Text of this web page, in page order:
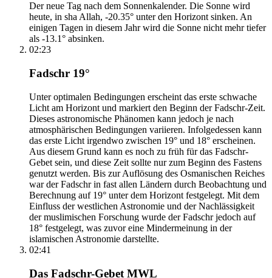
Der neue Tag nach dem Sonnenkalender. Die Sonne wird
heute, in sha Allah, -20.35° unter den Horizont sinken. An
einigen Tagen in diesem Jahr wird die Sonne nicht mehr tiefer
als -13.1° absinken.
02:23
Fadschr 19°
Unter optimalen Bedingungen erscheint das erste schwache
Licht am Horizont und markiert den Beginn der Fadschr-Zeit.
Dieses astronomische Phänomen kann jedoch je nach
atmosphärischen Bedingungen variieren. Infolgedessen kann
das erste Licht irgendwo zwischen 19° und 18° erscheinen.
Aus diesem Grund kann es noch zu früh für das Fadschr-
Gebet sein, und diese Zeit sollte nur zum Beginn des Fastens
genutzt werden. Bis zur Auflösung des Osmanischen Reiches
war der Fadschr in fast allen Ländern durch Beobachtung und
Berechnung auf 19° unter dem Horizont festgelegt. Mit dem
Einfluss der westlichen Astronomie und der Nachlässigkeit
der muslimischen Forschung wurde der Fadschr jedoch auf
18° festgelegt, was zuvor eine Mindermeinung in der
islamischen Astronomie darstellte.
02:41
Das Fadschr-Gebet MWL